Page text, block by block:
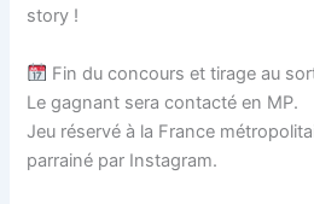
story !
Fin du concours et tirage au
Le gagnant sera contacté en MP.
Jeu réservé à la France
parrainé par Instagram.